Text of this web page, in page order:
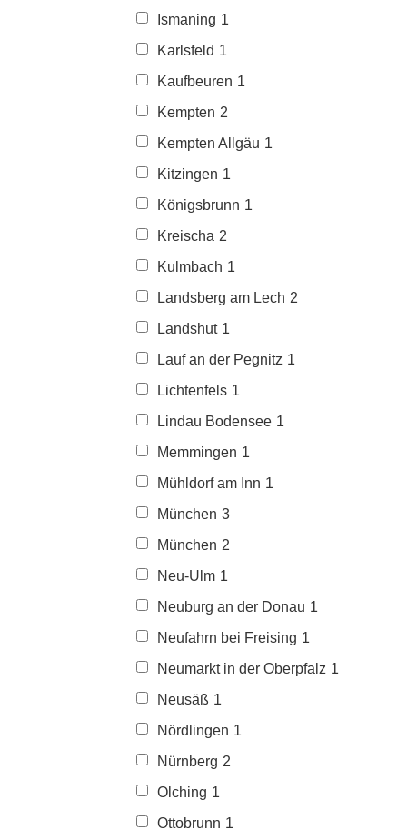
Ismaning 1
Karlsfeld 1
Kaufbeuren 1
Kempten 2
Kempten Allgäu 1
Kitzingen 1
Königsbrunn 1
Kreischa 2
Kulmbach 1
Landsberg am Lech 2
Landshut 1
Lauf an der Pegnitz 1
Lichtenfels 1
Lindau Bodensee 1
Memmingen 1
Mühldorf am Inn 1
München 3
München 2
Neu-Ulm 1
Neuburg an der Donau 1
Neufahrn bei Freising 1
Neumarkt in der Oberpfalz 1
Neusäß 1
Nördlingen 1
Nürnberg 2
Olching 1
Ottobrunn 1